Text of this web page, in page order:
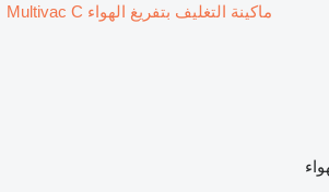
ماكينة التغليف بتفريغ الهواء Multivac C